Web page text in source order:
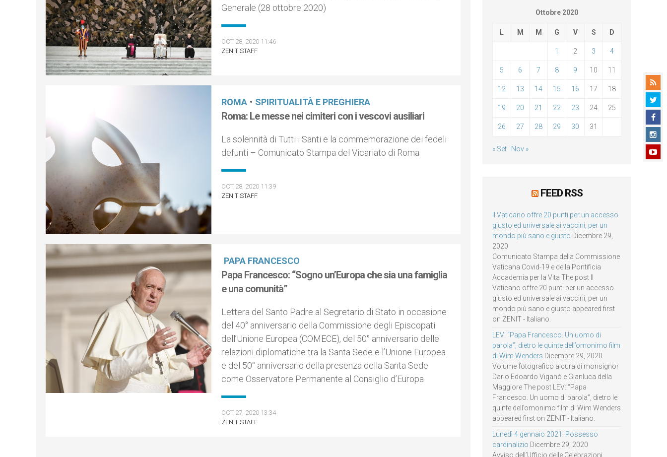
Generale (28 ottobre 2020)
OCT 28, 2020 11:46
ZENIT STAFF
ROMA • SPIRITUALITÀ E PREGHIERA
Roma: Le messe nei cimiteri con i vescovi ausiliari
La solennità di Tutti i Santi e la commemorazione dei fedeli
defunti – Comunicato Stampa del Vicariato di Roma
OCT 28, 2020 11:39
ZENIT STAFF
PAPA FRANCESCO
Papa Francesco: “Sogno un’Europa che sia una famiglia
e una comunità”
Lettera del Santo Padre al Segretario di Stato in occasione
del 40° anniversario della Commissione degli Episcopati
dell’Unione Europea (COMECE), del 50° anniversario delle
relazioni diplomatiche tra la Santa Sede e l’Unione Europea
e del 50° anniversario della presenza della Santa Sede
come Osservatore Permanente al Consiglio d’Europa
OCT 27, 2020 13:34
ZENIT STAFF
Ottobre 2020
L M M G V S D
1 2 3 4
5 6 7 8 9 10 11
12 13 14 15 16 17 18
19 20 21 22 23 24 25
26 27 28 29 30 31
« Set Nov »
FEED RSS
Il Vaticano offre 20 punti per un accesso
giusto ed universale ai vaccini, per un
mondo più sano e giusto Dicembre 29,
2020
Comunicato Stampa della Commissione
Vaticana Covid-19 e della Pontificia
Accademia per la Vita The post Il
Vaticano offre 20 punti per un accesso
giusto ed universale ai vaccini, per un
mondo più sano e giusto appeared first
on ZENIT - Italiano.
LEV: “Papa Francesco. Un uomo di
parola”, dietro le quinte dell’omonimo film
di Wim Wenders Dicembre 29, 2020
Volume fotografico a cura di monsignor
Dario Edoardo Viganò e Gianluca della
Maggiore The post LEV: “Papa
Francesco. Un uomo di parola”, dietro le
quinte dell’omonimo film di Wim Wenders
appeared first on ZENIT - Italiano.
Lunedì 4 gennaio 2021: Possesso
cardinalizio Dicembre 29, 2020
Avviso dell’Ufficio delle Celebrazioni